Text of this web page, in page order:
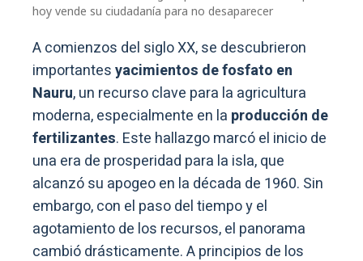
hoy vende su ciudadanía para no desaparecer
A comienzos del siglo XX, se descubrieron
importantesyacimientos de fosfato en
Nauru, un recurso clave para la agricultura
moderna, especialmente en la producción de
fertilizantes. Este hallazgo marcó el inicio de
una era de prosperidad para la isla, que
alcanzó su apogeo en la década de 1960. Sin
embargo, con el paso del tiempo y el
agotamiento de los recursos, el panorama
cambió drásticamente. A principios de los